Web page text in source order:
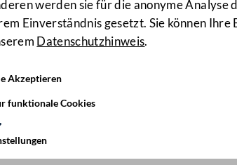
werden sie für die anonyme
Einverständnis gesetzt. Sie können
Datenschutzhinweis.
Akzeptieren
funktionale Cookies
des Bundesrats